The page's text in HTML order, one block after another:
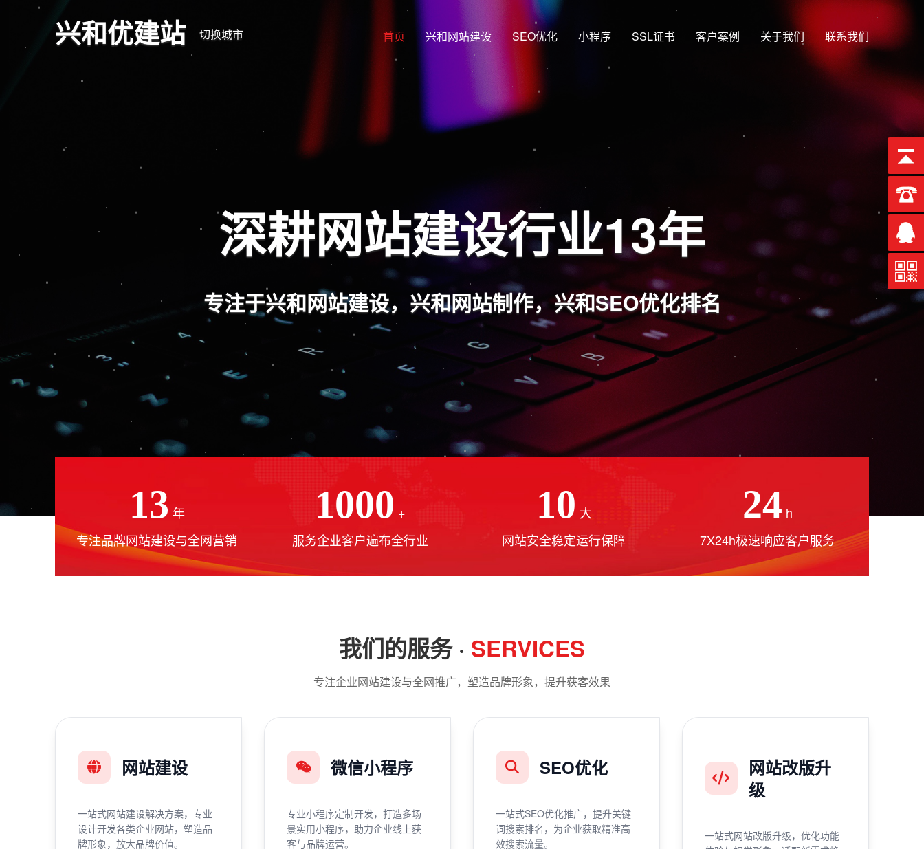
兴和优建站 切换城市 首页 兴和网站建设 SEO优化 小程序 SSL证书 客户案例 关于我们 联系我们
深耕网站建设行业13年
专注于兴和网站建设，兴和网站制作，兴和SEO优化排名
13 年
专注品牌网站建设与全网营销
1000 +
服务企业客户遍布全行业
10 大
网站安全稳定运行保障
24 h
7X24h极速响应客户服务
我们的服务 · SERVICES
专注企业网站建设与全网推广，塑造品牌形象，提升获客效果
网站建设
一站式网站建设解决方案，专业
设计开发各类企业网站，塑造品
牌形象，放大品牌价值。
微信小程序
专业小程序定制开发，打造多场
景实用小程序，助力企业线上获
客与品牌运营。
SEO优化
一站式SEO优化推广，提升关键
词搜索排名，为企业获取精准高
效搜索流量。
网站改版升
级
一站式网站改版升级，优化功能